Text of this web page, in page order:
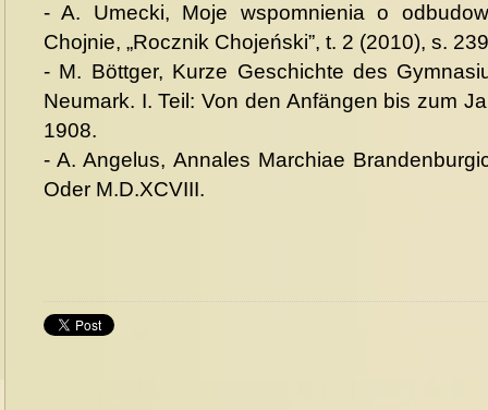
- A. Umecki, Moje wspomnienia o
Chojnie, „Rocznik Chojeński”, t. 2 (2010), s.
- M. Böttger, Kurze Geschichte des
Neumark. I. Teil: Von den Anfängen bis zum
1908.
- A. Angelus, Annales Marchiae
Oder M.D.XCVIII.